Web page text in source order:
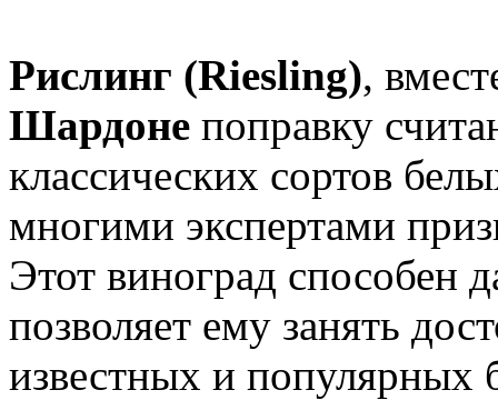
Рислинг (Riesling),
Шардоне поправку
классических сортов
многими экспертами
Этот виноград способен
позволяет ему занять
известных и популярных